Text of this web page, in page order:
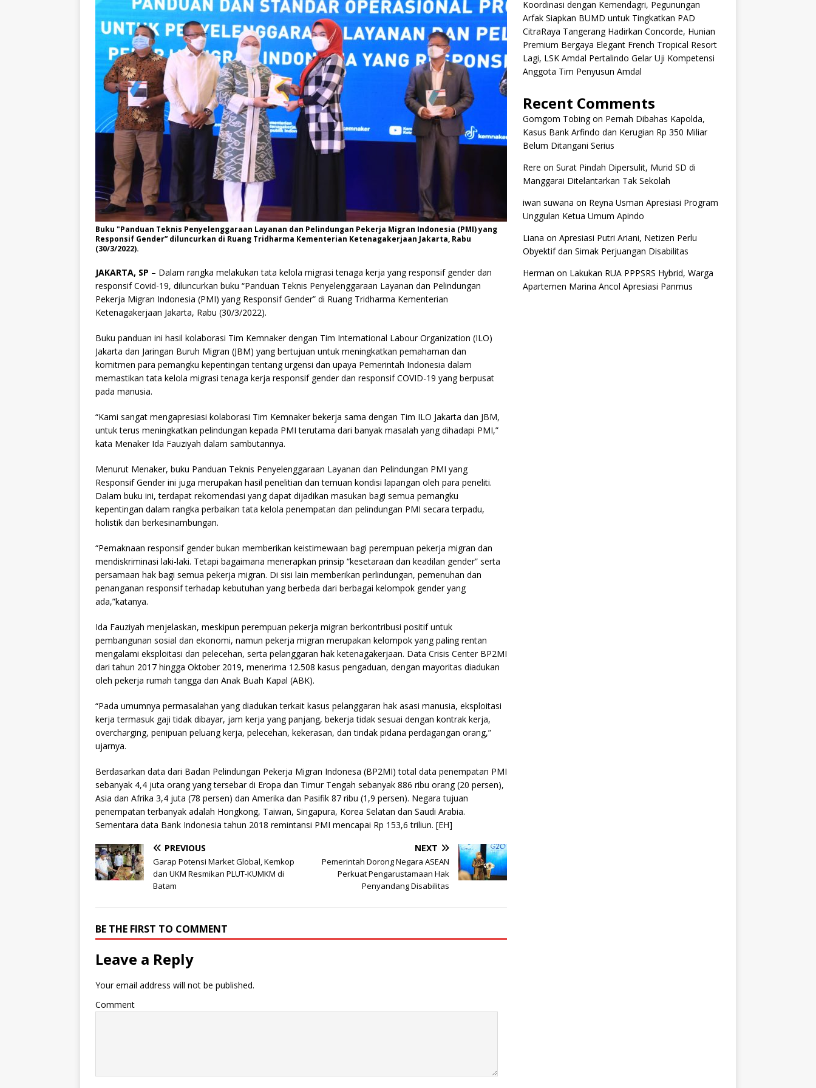
Buku "Panduan Teknis Penyelenggaraan Layanan dan Pelindungan Pekerja Migran Indonesia (PMI) yang
Responsif Gender” diluncurkan di Ruang Tridharma Kementerian Ketenagakerjaan Jakarta, Rabu
(30/3/2022).
JAKARTA, SP – Dalam rangka melakukan tata kelola migrasi tenaga kerja yang responsif gender dan
responsif Covid-19, diluncurkan buku “Panduan Teknis Penyelenggaraan Layanan dan Pelindungan
Pekerja Migran Indonesia (PMI) yang Responsif Gender” di Ruang Tridharma Kementerian
Ketenagakerjaan Jakarta, Rabu (30/3/2022).
Buku panduan ini hasil kolaborasi Tim Kemnaker dengan Tim International Labour Organization (ILO)
Jakarta dan Jaringan Buruh Migran (JBM) yang bertujuan untuk meningkatkan pemahaman dan
komitmen para pemangku kepentingan tentang urgensi dan upaya Pemerintah Indonesia dalam
memastikan tata kelola migrasi tenaga kerja responsif gender dan responsif COVID-19 yang berpusat
pada manusia.
“Kami sangat mengapresiasi kolaborasi Tim Kemnaker bekerja sama dengan Tim ILO Jakarta dan JBM,
untuk terus meningkatkan pelindungan kepada PMI terutama dari banyak masalah yang dihadapi PMI,”
kata Menaker Ida Fauziyah dalam sambutannya.
Menurut Menaker, buku Panduan Teknis Penyelenggaraan Layanan dan Pelindungan PMI yang
Responsif Gender ini juga merupakan hasil penelitian dan temuan kondisi lapangan oleh para peneliti.
Dalam buku ini, terdapat rekomendasi yang dapat dijadikan masukan bagi semua pemangku
kepentingan dalam rangka perbaikan tata kelola penempatan dan pelindungan PMI secara terpadu,
holistik dan berkesinambungan.
“Pemaknaan responsif gender bukan memberikan keistimewaan bagi perempuan pekerja migran dan
mendiskriminasi laki-laki. Tetapi bagaimana menerapkan prinsip “kesetaraan dan keadilan gender” serta
persamaan hak bagi semua pekerja migran. Di sisi lain memberikan perlindungan, pemenuhan dan
penanganan responsif terhadap kebutuhan yang berbeda dari berbagai kelompok gender yang
ada,”katanya.
Ida Fauziyah menjelaskan, meskipun perempuan pekerja migran berkontribusi positif untuk
pembangunan sosial dan ekonomi, namun pekerja migran merupakan kelompok yang paling rentan
mengalami eksploitasi dan pelecehan, serta pelanggaran hak ketenagakerjaan. Data Crisis Center BP2MI
dari tahun 2017 hingga Oktober 2019, menerima 12.508 kasus pengaduan, dengan mayoritas diadukan
oleh pekerja rumah tangga dan Anak Buah Kapal (ABK).
“Pada umumnya permasalahan yang diadukan terkait kasus pelanggaran hak asasi manusia, eksploitasi
kerja termasuk gaji tidak dibayar, jam kerja yang panjang, bekerja tidak sesuai dengan kontrak kerja,
overcharging, penipuan peluang kerja, pelecehan, kekerasan, dan tindak pidana perdagangan orang,”
ujarnya.
Berdasarkan data dari Badan Pelindungan Pekerja Migran Indonesa (BP2MI) total data penempatan PMI
sebanyak 4,4 juta orang yang tersebar di Eropa dan Timur Tengah sebanyak 886 ribu orang (20 persen),
Asia dan Afrika 3,4 juta (78 persen) dan Amerika dan Pasifik 87 ribu (1,9 persen). Negara tujuan
penempatan terbanyak adalah Hongkong, Taiwan, Singapura, Korea Selatan dan Saudi Arabia.
Sementara data Bank Indonesia tahun 2018 remintansi PMI mencapai Rp 153,6 triliun. [EH]
PREVIOUS
Garap Potensi Market Global, Kemkop
dan UKM Resmikan PLUT-KUMKM di
Batam
NEXT
Pemerintah Dorong Negara ASEAN
Perkuat Pengarustamaan Hak
Penyandang Disabilitas
BE THE FIRST TO COMMENT
Leave a Reply
Your email address will not be published.
Comment
Koordinasi dengan Kemendagri, Pegunungan
Arfak Siapkan BUMD untuk Tingkatkan PAD
CitraRaya Tangerang Hadirkan Concorde, Hunian
Premium Bergaya Elegant French Tropical Resort
Lagi, LSK Amdal Pertalindo Gelar Uji Kompetensi
Anggota Tim Penyusun Amdal
Recent Comments
Gomgom Tobingon Pernah Dibahas Kapolda,
Kasus Bank Arfindo dan Kerugian Rp 350 Miliar
Belum Ditangani Serius
Rere on Surat Pindah Dipersulit, Murid SD di
Manggarai Ditelantarkan Tak Sekolah
iwan suwana on Reyna Usman Apresiasi Program
Unggulan Ketua Umum Apindo
Liana on Apresiasi Putri Ariani, Netizen Perlu
Obyektif dan Simak Perjuangan Disabilitas
Herman on Lakukan RUA PPPSRS Hybrid, Warga
Apartemen Marina Ancol Apresiasi Panmus